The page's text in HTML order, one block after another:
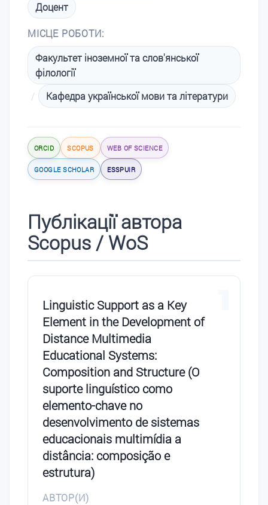
Доцент
МІСЦЕ РОБОТИ:
Факультет іноземної та слов'янської
філології
/
Кафедра української мови та літератури
ORCID SCOPUS WEB OF SCIENCE
GOOGLE SCHOLAR ESSPUIR
Публікації автора
Scopus / WoS
Linguistic Support as a Key
Element in the Development of
Distance Multimedia
Educational Systems:
Composition and Structure (O
suporte linguístico como
elemento-chave no
desenvolvimento de sistemas
educacionais multimídia a
distância: composição e
estrutura)
АВТОР(И)